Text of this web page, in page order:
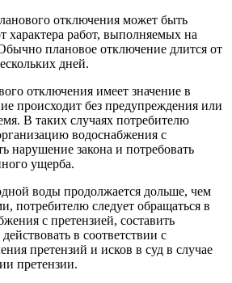
отключения может быть
характера работ, выполняемых на
плановое отключение длится от
дней.
отключения имеет значение в
происходит без предупреждения или
В таких случаях потребителю
водоснабжения с
нарушение закона и потребовать
ущерба.
воды продолжается дольше, чем
потребителю следует обращаться в
с претензией, составить
в соответствии с
претензий и исков в суд в случае
претензии.